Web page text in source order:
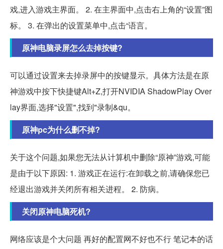
戏,进入游戏主界面。 2. 在主界面中,点击右上角的“设置”图
标。 3. 在弹出的设置菜单中,点击“语言。
原神电脑录屏怎么去掉按键?
可以通过设置来去掉录屏中的按键显示。具体方法是在原
神游戏中按下快捷键Alt+Z,打开NVIDIA ShadowPlay Over
lay界面,选择"设置",找到"录制&qu。
原神pc为什么删不掉?
关于这个问题,如果您无法从计算机中删除“原神”游戏,可能
是由于以下原因: 1. 游戏正在运行:在卸载之前,请确保您已
经退出游戏并关闭所有相关进程。 2. 防病。
关闭原神电脑死机?
网络应该是个大问题 再好的配置网不好也不行 笔记本的话